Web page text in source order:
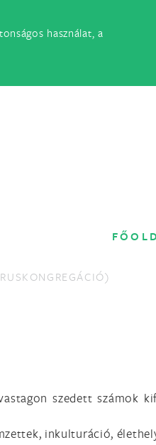
használat, a
szedett számok
inkulturáció,